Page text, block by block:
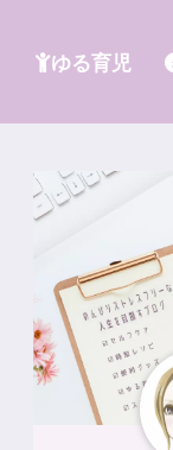
ゆる育児